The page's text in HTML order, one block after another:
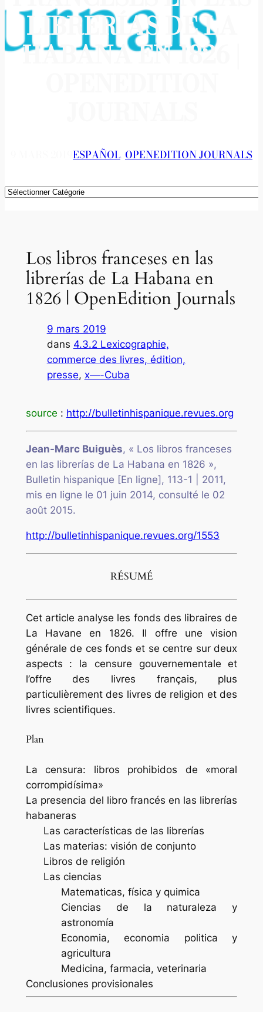
LIBRERÍAS DE LA
HABANA EN 1826 |
ESPAÑOL OPENEDITION JOURNALS
Catégories
Los libros franceses en las
librerías de La Habana en
1826 | OpenEdition Journals
9 mars 2019
dans 4.3.2 Lexicographie,
commerce des livres, édition,
presse, x—-Cuba
source : http://bulletinhispanique.revues.org
Jean-Marc Buiguès, « Los libros franceses
en las librerías de La Habana en 1826 »,
Bulletin hispanique [En ligne], 113-1 | 2011,
mis en ligne le 01 juin 2014, consulté le 02
août 2015.
http://bulletinhispanique.revues.org/1553
RÉSUMÉ
Cet article analyse les fonds des libraires de
La Havane en 1826. Il offre une vision
générale de ces fonds et se centre sur deux
aspects : la censure gouvernementale et
l’offre des livres français, plus
particulièrement des livres de religion et des
livres scientifiques.
Plan
La censura: libros prohibidos de «moral
corrompidísima»
La presencia del libro francés en las librerías
habaneras
Las características de las librerías
Las materias: visión de conjunto
Libros de religión
Las ciencias
Matematicas, física y quimica
Ciencias de la naturaleza y
astronomía
Economia, economia politica y
agricultura
Medicina, farmacia, veterinaria
Conclusiones provisionales